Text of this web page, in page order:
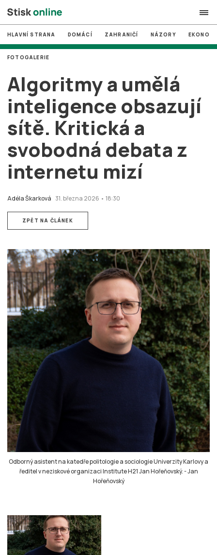
search
# MUNI
# Brno
# volby
login PŘIHLÁSIT SE
Zapomněli jste heslo?
HLAVNÍ STRANA DOMÁCÍ ZAHRANIČÍ NÁZORY
Algoritmy a umělá
inteligence obsazují
sítě. Kritická a
svobodná debata z
internetu mizí
Adéla Škarková 31. března 2026 • 18:30
FOTOGALERIE
ZPĚT NA ČLÁNEK
Odborný asistent na katedře politologie a sociologie Univerzity Karlovy a
ředitel v neziskové organizaci Institute H21 Jan Hořeňovský.-Jan
Hořeňovský